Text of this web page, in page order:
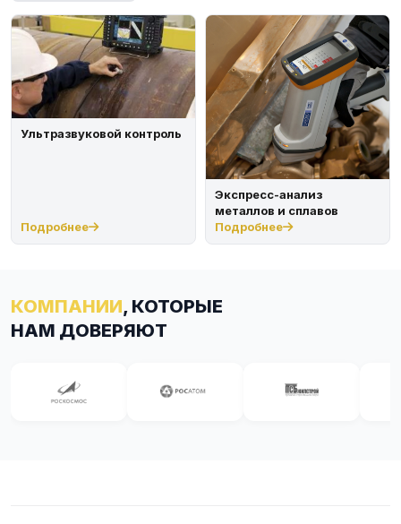
Ультразвуковой контроль
Подробнее
Экспресс-анализ
металлов и сплавов
Подробнее
КОМПАНИИ, КОТОРЫЕ
НАМ ДОВЕРЯЮТ